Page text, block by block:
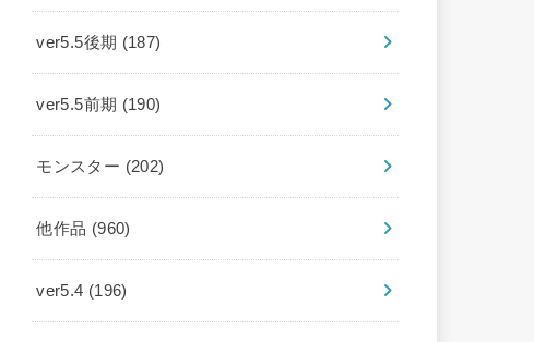
ver5.5後期 (187)
ver5.5前期 (190)
モンスター (202)
他作品 (960)
ver5.4 (196)